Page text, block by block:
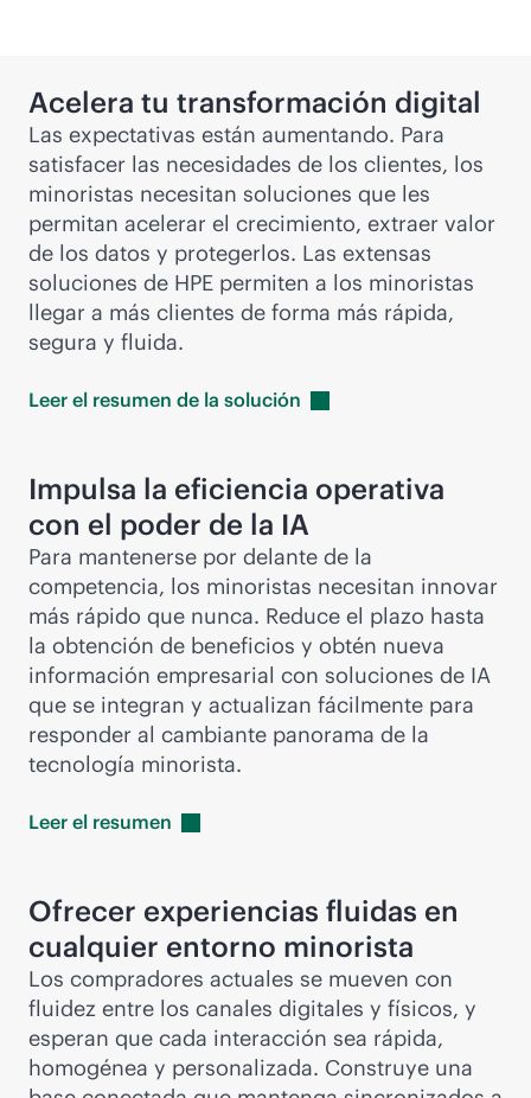
Acelera tu transformación digital
Las expectativas están aumentando. Para
satisfacer las necesidades de los clientes, los
minoristas necesitan soluciones que les
permitan acelerar el crecimiento, extraer valor
de los datos y protegerlos. Las extensas
soluciones de HPE permiten a los minoristas
llegar a más clientes de forma más rápida,
segura y fluida.
Leer el resumen de la solución
Impulsa la eficiencia operativa
con el poder de la IA
Para mantenerse por delante de la
competencia, los minoristas necesitan innovar
más rápido que nunca. Reduce el plazo hasta
la obtención de beneficios y obtén nueva
información empresarial con soluciones de IA
que se integran y actualizan fácilmente para
responder al cambiante panorama de la
tecnología minorista.
Leer el resumen
Ofrecer experiencias fluidas en
cualquier entorno minorista
Los compradores actuales se mueven con
fluidez entre los canales digitales y físicos, y
esperan que cada interacción sea rápida,
homogénea y personalizada. Construye una